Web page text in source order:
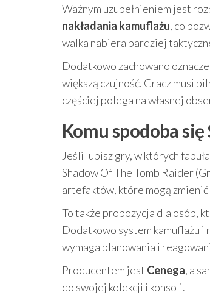
Ważnym uzupełnieniem jest
nakładania kamuflażu, co
walka nabiera bardziej
Dodatkowo zachowano
większą czujność. Gracz musi
częściej polega na własnej
Komu spodoba się
Jeśli lubisz gry, w których
Shadow Of The Tomb Raider
artefaktów, które mogą
To także propozycja dla osób,
Dodatkowo system kamuflażu
wymaga planowania i
Producentem jest Cenega, a
do swojej kolekcji i konsoli.